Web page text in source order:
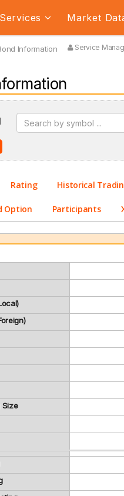
Market
Information Service
Rating Historical
Option Participants
Size